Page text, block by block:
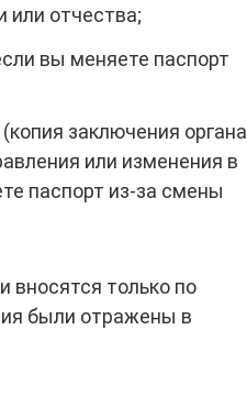
или отчества;
вы меняете паспорт
заключения органа
или изменения в
паспорт из-за смены
вносятся только по
были отражены в